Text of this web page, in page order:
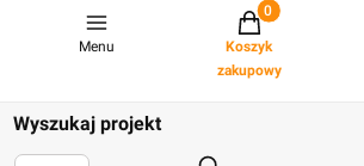
Menu
Projekty w
Koszyk
zakupowy
Wyszukaj projekt